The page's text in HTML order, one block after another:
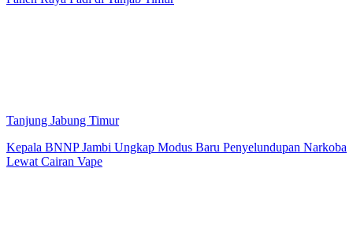
Tanjung Jabung Timur
Kepala BNNP Jambi Ungkap Modus Baru Penyelundupan Narkoba
Lewat Cairan Vape